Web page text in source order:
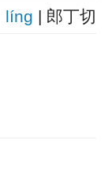
línɡ | 郎丁切